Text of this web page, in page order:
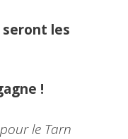
seront les
!
le Tarn